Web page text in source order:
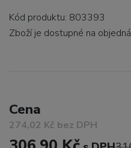
Kód produktu: 803393
Zboží je dostupné na
Cena
274,02 Kč bez DPH